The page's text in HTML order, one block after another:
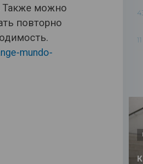
Также можно
повторно
mundo-